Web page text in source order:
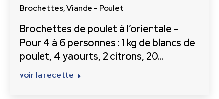
Brochettes,Viande - Poulet
Brochettes de poulet à l’orientale –
Pour 4 à 6 personnes : 1 kg de blancs de
poulet, 4 yaourts, 2 citrons, 20…
voir la recette